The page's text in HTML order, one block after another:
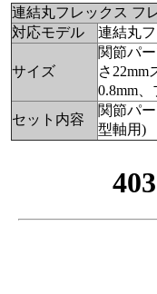
連結丸フレックス フ
対応モデル
連結丸
サイズ
関節パ
さ22mm
0.8mm
セット内容
関節パ
型軸用)